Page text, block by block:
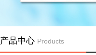
产品中心 Products